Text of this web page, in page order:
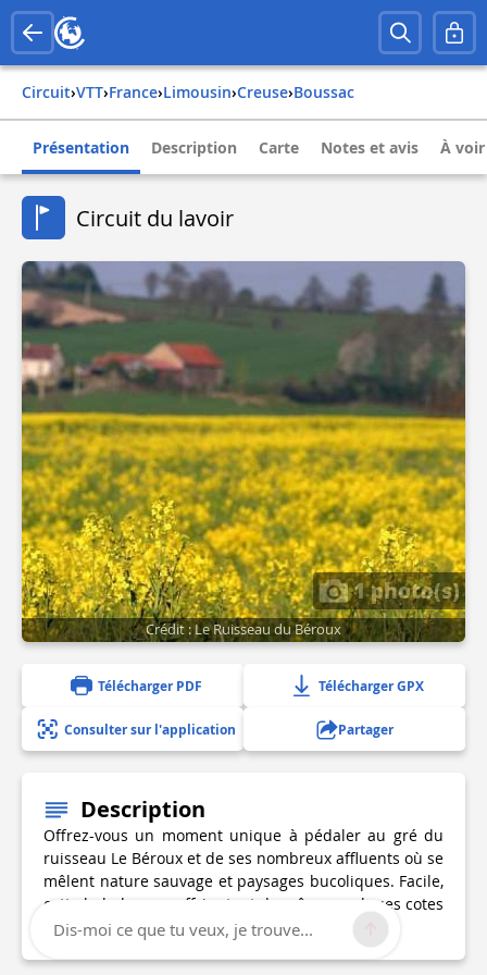
Circuit› VTT› france› limousin› creuse› boussac
Présentation Description Carte Notes et avis À
Circuit du lavoir
1 photo(s)
Crédit : Le Ruisseau du Béroux
Télécharger PDF Télécharger GPX
Consulter sur l'application Partager
Description
Offrez-vous un moment unique à pédaler au gré du
ruisseau Le Béroux et de ses nombreux affluents où se
mêlent nature sauvage et paysages bucoliques. Facile,
cette balade vous offrira tout de même quelques cotes
et descentes ouvertes aux sensations.
Dis-moi ce que tu veux, je trouve...